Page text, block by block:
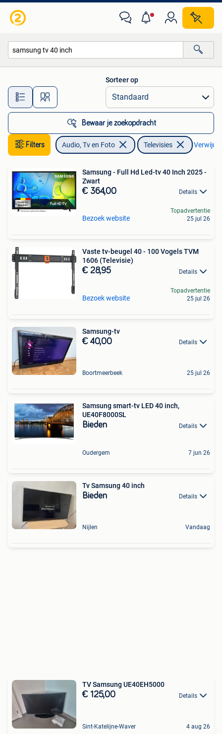
Alle afstanden…
Sorteer op
Bewaar je zoekopdracht
Filters Audio, Tv en Foto Televisies
Samsung - Full Hd Led-tv 40 Inch 2025 -
Zwart
€ 364,00 Details
Bezoek website
Topadvertentie
25 jul 26
Vaste tv-beugel 40 - 100 Vogels TVM
1606 (Televisie)
€ 28,95 Details
Bezoek website
Topadvertentie
25 jul 26
Samsung-tv
€ 40,00 Details
Boortmeerbeek 25 jul 26
Samsung smart-tv LED 40 inch,
UE40F8000SL
Bieden Details
Oudergem 7 jun 26
Tv Samsung 40 inch
Bieden Details
Nijlen Vandaag
TV Samsung UE40EH5000
€ 125,00 Details
Sint-Katelijne-Waver 4 aug 26